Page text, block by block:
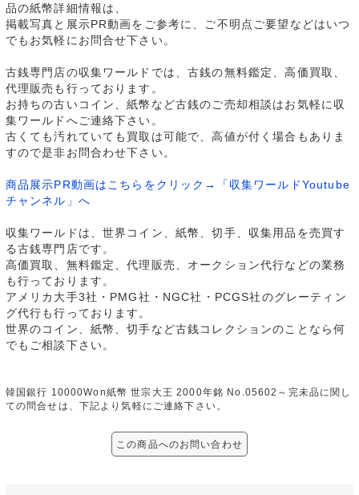
品の紙幣詳細情報は、
掲載写真と展示PR動画をご参考に、ご不明点ご要望などはいつ
でもお気軽にお問合せ下さい。
古銭専門店の収集ワールドでは、古銭の無料鑑定、高価買取、
代理販売も行っております。
お持ちの古いコイン、紙幣など古銭のご売却相談はお気軽に収
集ワールドへご連絡下さい。
古くても汚れていても買取は可能で、高値が付く場合もありま
すので是非お問合わせ下さい。
商品展示PR動画はこちらをクリック→「収集ワールドYoutube
チャンネル」へ
収集ワールドは、世界コイン、紙幣、切手、収集用品を売買す
る古銭専門店です。
高価買取、無料鑑定、代理販売、オークション代行などの業務
も行っております。
アメリカ大手3社・PMG社・NGC社・PCGS社のグレーティン
グ代行も行っております。
世界のコイン、紙幣、切手など古銭コレクションのことなら何
でもご相談下さい。
韓国銀行 10000Won紙幣 世宗大王 2000年銘 No.05602～完未品に関し
ての問合せは、下記より気軽にご連絡下さい。
この商品へのお問い合わせ